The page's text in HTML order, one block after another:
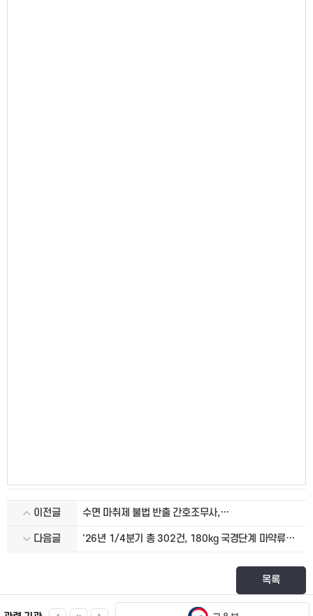
이전글
수면 마취제 불법 반출 간호조무사,
다음글
'26년 1/4분기 총 302건, 180kg 국경단계 마약류
목록